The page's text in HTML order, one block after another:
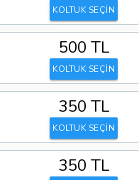
KOLTUK SEÇİN
500 TL
KOLTUK SEÇİN
350 TL
KOLTUK SEÇİN
350 TL